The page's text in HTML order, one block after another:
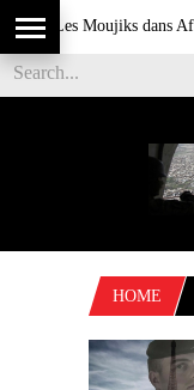
Les Moujiks dans
HOME